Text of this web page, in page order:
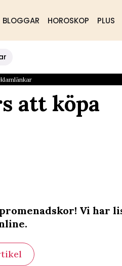
BLOGGAR HOROSKOP PLUS
att köpa
Vi har